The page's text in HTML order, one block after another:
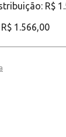
R$
1.566,00